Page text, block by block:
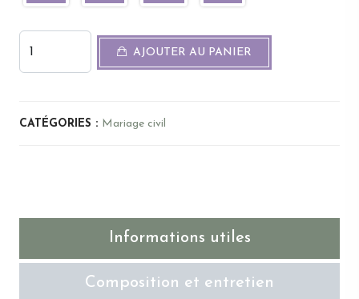
AJOUTER AU PANIER
CATÉGORIES : Mariage civil
Informations utiles
Composition et entretien